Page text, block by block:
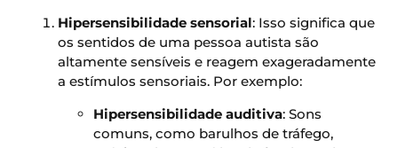
Hipersensibilidade sensorial: Isso significa que
os sentidos de uma pessoa autista são
altamente sensíveis e reagem exageradamente
a estímulos sensoriais. Por exemplo:
Hipersensibilidade auditiva: Sons
comuns, como barulhos de tráfego,